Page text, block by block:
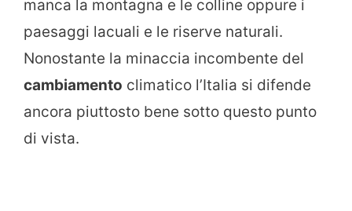
manca la montagna e le colline oppure i
paesaggi lacuali e le riserve naturali.
Nonostante la minaccia incombente del
cambiamento climatico l’Italia si difende
ancora piuttosto bene sotto questo punto
di vista.